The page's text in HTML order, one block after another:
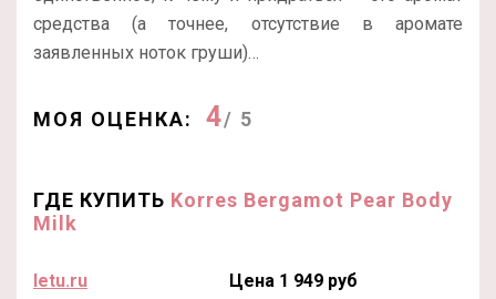
средства (а точнее, отсутствие в аромате
заявленных ноток груши)…
МОЯ ОЦЕНКА: 4/ 5
ГДЕ КУПИТЬ Korres Bergamot Pear Body
Milk
letu.ru Цена 1 949 руб